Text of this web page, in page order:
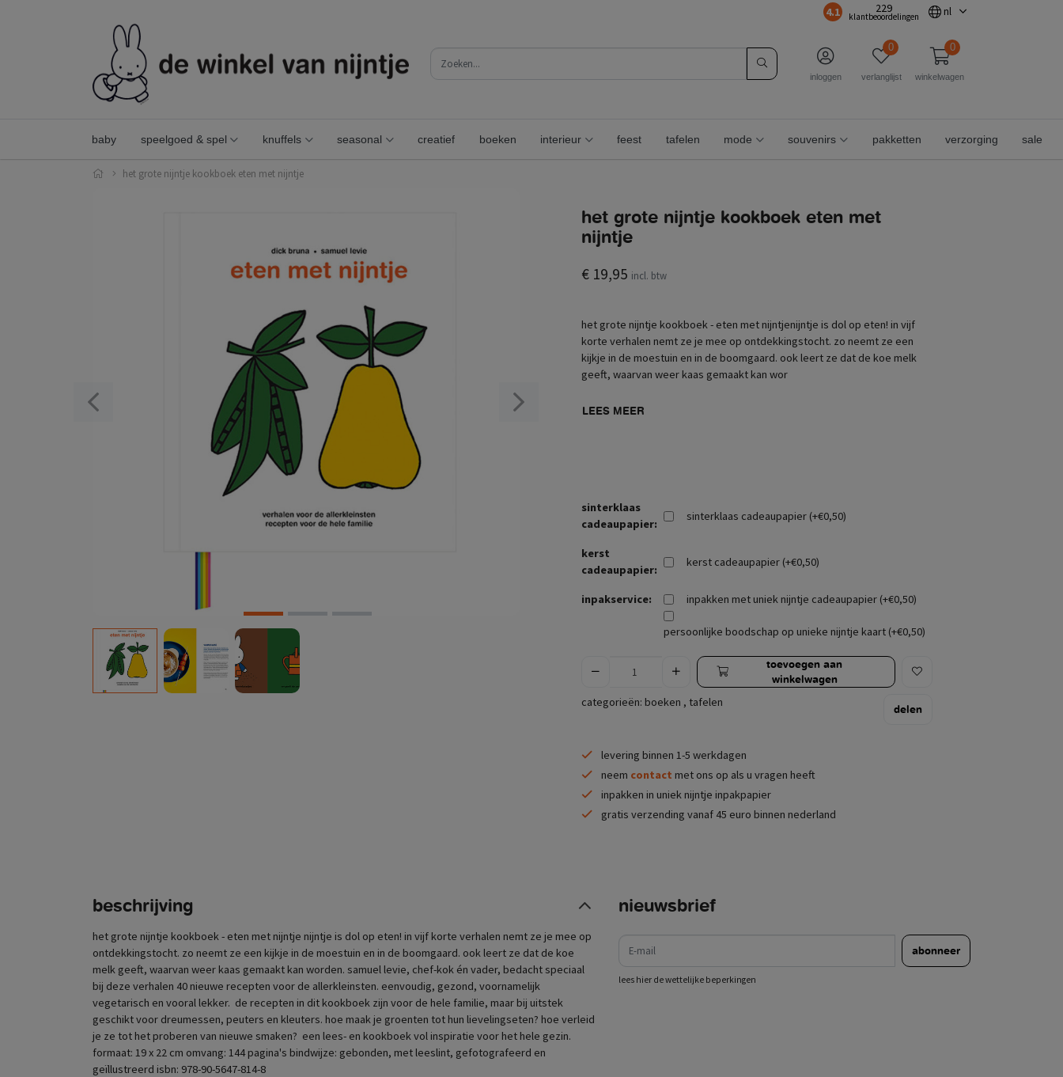
4.1 229
klantbeoordelingen nl
inloggen
0
verlanglijst
0
winkelwagen
baby speelgoed & spel knuffels seasonal creatief boeken interieur feest tafelen mode souvenirs pakketten verzorging sale
het grote nijntje kookboek eten met nijntje
het grote nijntje kookboek eten met
nijntje
€ 19,95 incl. btw
het grote nijntje kookboek - eten met nijntjenijntje is dol op eten! in vijf
korte verhalen nemt ze je mee op ontdekkingstocht. zo neemt ze een
kijkje in de moestuin en in de boomgaard. ook leert ze dat de koe melk
geeft, waarvan weer kaas gemaakt kan wor
LEES MEER
sinterklaas
cadeaupapier:
sinterklaas cadeaupapier (+€0,50)
kerst
cadeaupapier:
kerst cadeaupapier (+€0,50)
inpakservice: inpakken met uniek nijntje cadeaupapier (+€0,50)
persoonlijke boodschap op unieke nijntje kaart (+€0,50)
toevoegen aan
winkelwagen
categorieën: boeken , tafelen
delen
levering binnen 1-5 werkdagen
neem contact met ons op als u vragen heeft
inpakken in uniek nijntje inpakpapier
gratis verzending vanaf 45 euro binnen nederland
beschrijving
het grote nijntje kookboek - eten met nijntje nijntje is dol op eten! in vijf korte verhalen nemt ze je mee op
ontdekkingstocht. zo neemt ze een kijkje in de moestuin en in de boomgaard. ook leert ze dat de koe
melk geeft, waarvan weer kaas gemaakt kan worden. samuel levie, chef-kok én vader, bedacht speciaal
bij deze verhalen 40 nieuwe recepten voor de allerkleinsten. eenvoudig, gezond, voornamelijk
vegetarisch en vooral lekker. de recepten in dit kookboek zijn voor de hele familie, maar bij uitstek
geschikt voor dreumessen, peuters en kleuters. hoe maak je groenten tot hun lievelingseten? hoe verleid
je ze tot het proberen van nieuwe smaken? een lees- en kookboek vol inspiratie voor het hele gezin.
formaat: 19 x 22 cm omvang: 144 pagina's bindwijze: gebonden, met leeslint, gefotografeerd en
geïllustreerd isbn: 978-90-5647-814-8
nieuwsbrief
e-mail
abonneer
lees hier de wettelijke beperkingen